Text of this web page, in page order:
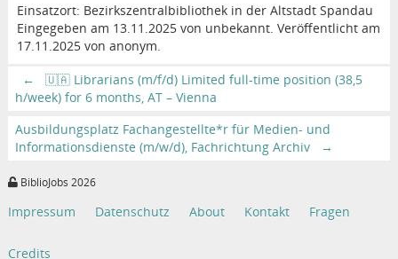
Einsatzort: Bezirkszentralbibliothek in der Altstadt Spandau
Eingegeben am 13.11.2025 von unbekannt. Veröffentlicht am
17.11.2025 von anonym.
←
🇺🇦 Librarians (m/f/d) Limited full-time position (38,5
h/week) for 6 months, AT – Vienna
Ausbildungsplatz Fachangestellte*r für Medien- und
Informationsdienste (m/w/d), Fachrichtung Archiv
→
BiblioJobs 2026
Impressum Datenschutz About Kontakt Fragen
Credits